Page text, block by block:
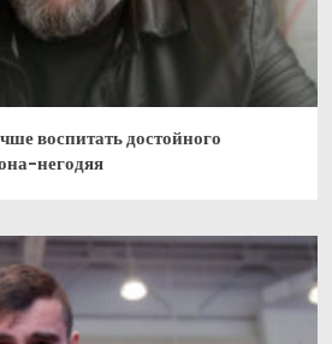
воспитать достойного
негодяя